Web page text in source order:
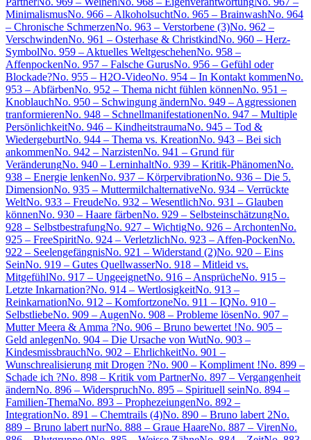
MinimalismusNo. 966 – AlkoholsuchtNo. 965 – BrainwashNo. 964
– Chronische SchmerzenNo. 963 – Verstorbene (3)No. 962 –
VerschwindenNo. 961 – Osterhase & ChristkindNo. 960 – Herz-
SymbolNo. 959 – Aktuelles WeltgeschehenNo. 958 –
AffenpockenNo. 957 – Falsche GurusNo. 956 – Gefühl oder
Blockade?No. 955 – H2O-VideoNo. 954 – In Kontakt kommenNo.
953 – AbfärbenNo. 952 – Thema nicht fühlen könnenNo. 951 –
KnoblauchNo. 950 – Schwingung ändernNo. 949 – Aggressionen
tranformierenNo. 948 – SchnellmanifestationenNo. 947 – Multiple
PersönlichkeitNo. 946 – KindheitstraumaNo. 945 – Tod &
WiedergeburtNo. 944 – Thema vs. KreationNo. 943 – Bei sich
ankommenNo. 942 – NarzistenNo. 941 – Grund für
VeränderungNo. 940 – LerninhaltNo. 939 – Kritik-PhänomenNo.
938 – Energie lenkenNo. 937 – KörpervibrationNo. 936 – Die 5.
DimensionNo. 935 – MuttermilchalternativeNo. 934 – Verrückte
WeltNo. 933 – FreudeNo. 932 – WesentlichNo. 931 – Glauben
könnenNo. 930 – Haare färbenNo. 929 – SelbsteinschätzungNo.
928 – SelbstbestrafungNo. 927 – WichtigNo. 926 – ArchontenNo.
925 – FreeSpiritNo. 924 – VerletzlichNo. 923 – Affen-PockenNo.
922 – SeelengefängnisNo. 921 – Widerstand (2)No. 920 – Eins
SeinNo. 919 – Gutes QuellwasserNo. 918 – Mitleid vs.
MitgefühlNo. 917 – UngeeignetNo. 916 – AnsprücheNo. 915 –
Letzte Inkarnation?No. 914 – WertlosigkeitNo. 913 –
ReinkarnationNo. 912 – KomfortzoneNo. 911 – IQNo. 910 –
SelbstliebeNo. 909 – AugenNo. 908 – Probleme lösenNo. 907 –
Mutter Meera & Amma ?No. 906 – Bruno bewertet !No. 905 –
Geld anlegenNo. 904 – Die Ursache von WutNo. 903 –
KindesmissbrauchNo. 902 – EhrlichkeitNo. 901 –
Wunschrealisierung mit Drogen ?No. 900 – Kompliment !No. 899 –
Schade ich ?No. 898 – Kritik vom PartnerNo. 897 – Vergangenheit
ändernNo. 896 – WiderspruchNo. 895 – Spirituell seinNo. 894 –
Familien-ThemaNo. 893 – ProphezeiungenNo. 892 –
IntegrationNo. 891 – Chemtrails (4)No. 890 – Bruno labert 2No.
889 – Bruno labert nurNo. 888 – Graue HaareNo. 887 – VirenNo.